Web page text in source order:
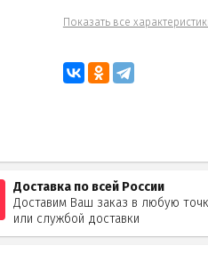
Показать все
Доставка по всей России
Доставим Ваш заказ в любую
или службой доставки